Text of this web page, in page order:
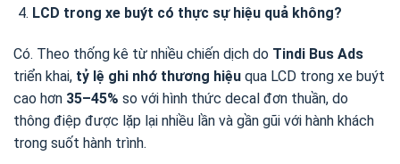
LCD trong xe buýt có thực sự hiệu quả không?
Có. Theo thống kê từ nhiều chiến dịch do Tindi Bus Ads
triển khai, tỷ lệ ghi nhớ thương hiệu qua LCD trong xe buýt
cao hơn 35–45% so với hình thức decal đơn thuần, do
thông điệp được lặp lại nhiều lần và gần gũi với hành khách
trong suốt hành trình.